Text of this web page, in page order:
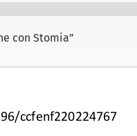
con Stomia”